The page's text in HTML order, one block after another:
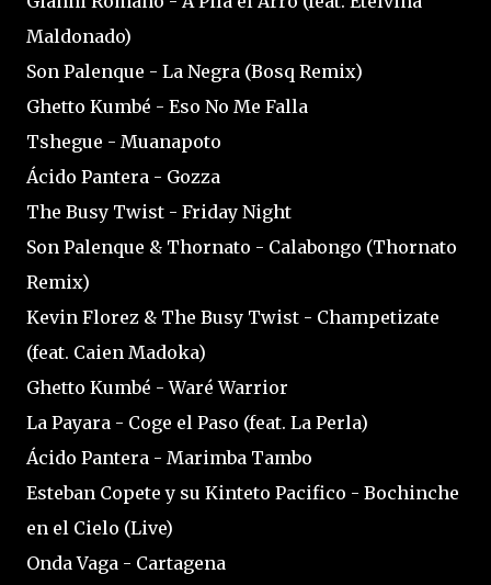
Maldonado)
Son Palenque - La Negra (Bosq Remix)
Ghetto Kumbé - Eso No Me Falla
Tshegue - Muanapoto
Ácido Pantera - Gozza
The Busy Twist - Friday Night
Son Palenque & Thornato - Calabongo (Thornato
Remix)
Kevin Florez & The Busy Twist - Champetizate
(feat. Caien Madoka)
Ghetto Kumbé - Waré Warrior
La Payara - Coge el Paso (feat. La Perla)
Ácido Pantera - Marimba Tambo
Esteban Copete y su Kinteto Pacifico - Bochinche
en el Cielo (Live)
Onda Vaga - Cartagena